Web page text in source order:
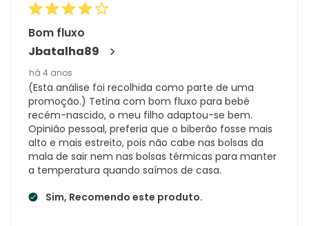
Bom fluxo
Jbatalha89
há 4 anos
(Esta análise foi recolhida como parte de uma
promoção.) Tetina com bom fluxo para bebé
recém-nascido, o meu filho adaptou-se bem.
Opinião pessoal, preferia que o biberão fosse mais
alto e mais estreito, pois não cabe nas bolsas da
mala de sair nem nas bolsas térmicas para manter
a temperatura quando saímos de casa.
Sim, Recomendo este produto.